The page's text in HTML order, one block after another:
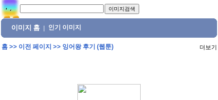
이미지 홈 인기 이미지
홈>> 이전 페이지 >> 잉어왕 후기 (웹툰) 더보기